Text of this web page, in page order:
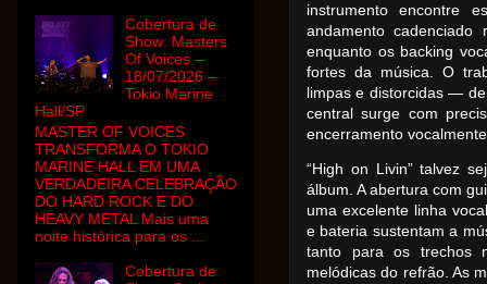
instrumento encontre
andamento cadenciado
enquanto os backing
fortes da música. O
limpas e distorcidas —
central surge com
encerramento
“High on Livin” talvez
álbum. A abertura com
uma excelente linha
e bateria sustentam a
tanto para os trechos
melódicas do refrão. As
Cobertura de
Show: Masters
Of Voices –
18/07/2026 –
Tokio Marine
Hall/SP
MASTER OF VOICES
TRANSFORMA O TOKIO
MARINE HALL EM UMA
VERDADEIRA CELEBRAÇÃO
DO HARD ROCK E DO
HEAVY METAL Mais uma
noite histórica para os ...
Cobertura de